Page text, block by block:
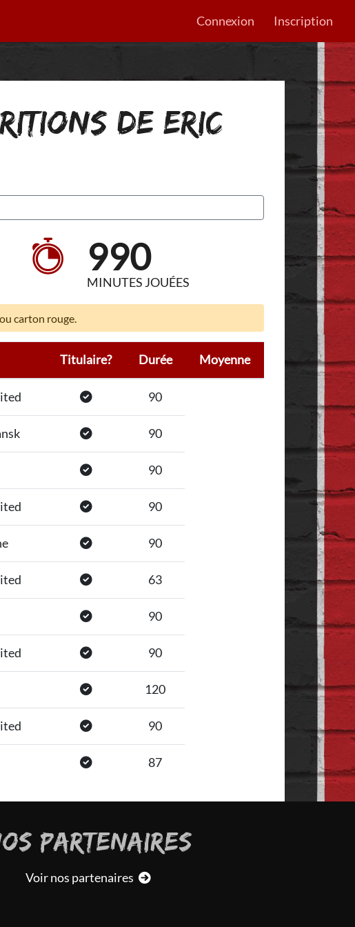
Connexion Inscription
DE ERIC
990
MINUTES JOUÉES
carton rouge.
Titulaire? Durée Moyenne
90
90
90
90
90
63
90
90
120
90
87
PARTENAIRES
Voir nos partenaires